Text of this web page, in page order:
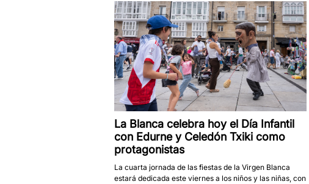
La Blanca celebra hoy el Día Infantil
con Edurne y Celedón Txiki como
protagonistas
La cuarta jornada de las fiestas de la Virgen Blanca
estará dedicada este viernes a los niños y las niñas, con